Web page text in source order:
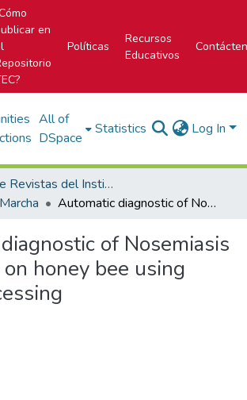
en
Políticas
Recursos
Educativos
All of
DSpace
Statistics Log In
Portal de Revistas del Instituto Tecnológico de Costa Rica
Automatic diagnostic of Nosemiasis Infestation on honey bee using image processing
of Nosemiasis
honey bee using